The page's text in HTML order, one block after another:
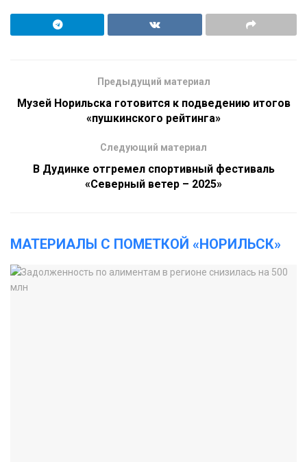
Предыдущий материал
Музей Норильска готовится к подведению итогов
«пушкинского рейтинга»
Следующий материал
В Дудинке отгремел спортивный фестиваль
«Северный ветер – 2025»
МАТЕРИАЛЫ С ПОМЕТКОЙ «НОРИЛЬСК»